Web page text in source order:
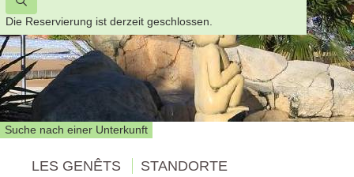
Suche nach einer Unterkunft
Die Reservierung ist derzeit geschlossen.
LES GENÊTS
STANDORTE